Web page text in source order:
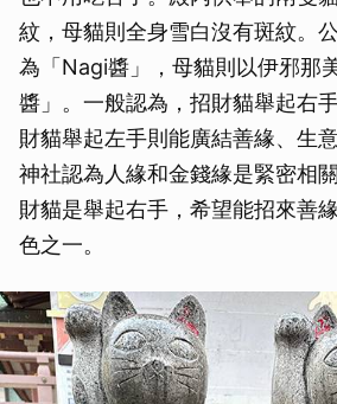
紋，母貓則全身雪白沒有斑紋。
為「Nagi醬」，母貓則以伊邪那
醬」。一般認為，招財貓舉起右
財貓舉起左手則能廣結善緣、生
神社認為人緣和金錢緣是緊密相
財貓是舉起右手，希望能招來善
色之一。